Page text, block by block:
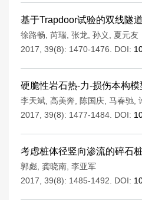
基于Trapdoor试验的双线隧
徐路畅 芮瑞 张龙 孙义
夏元友
2017, 39(8): 1470-1476.
DOI:
硬脆性岩石热-力-损伤本构模
李天斌 高美奔 陈国庆 马春驰
2017, 39(8): 1477-1484. DOI:
考虑桩体径竖向渗流的碎石
郭彪 龚晓南 李亚军
2017, 39(8): 1485-1492.
DOI: